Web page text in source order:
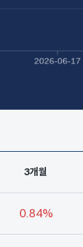
3개월
0.84%